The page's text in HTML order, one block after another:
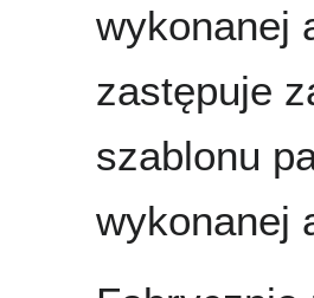
wykonanej
zastępuje
szablonu
wykonanej